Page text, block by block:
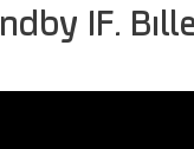
IF.